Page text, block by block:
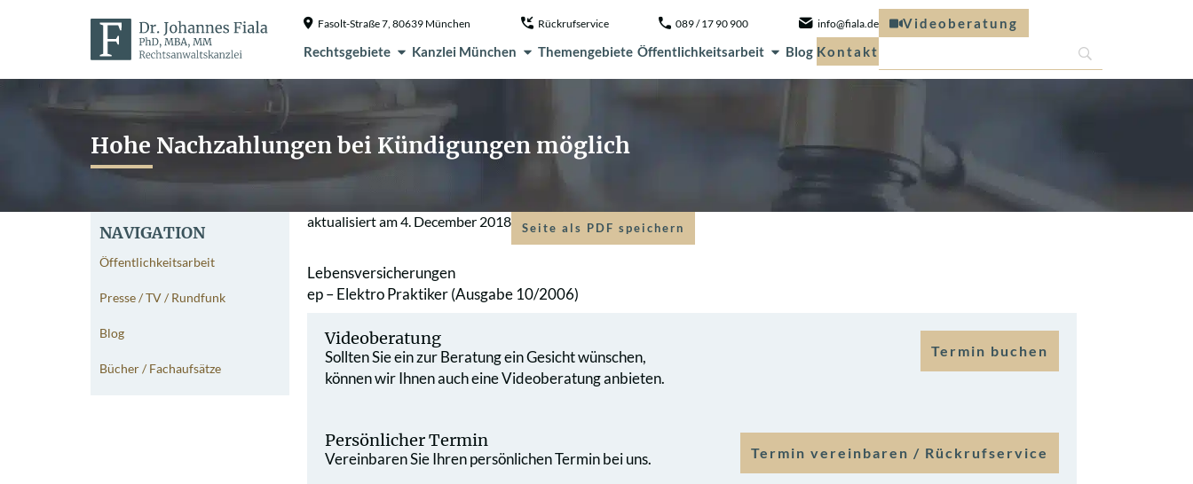
Fasolt-Straße 7, 80639 München Rückrufservice 089 / 17 90 900 info@fiala.de
Rechtsgebiete Kanzlei München Themengebiete Öffentlichkeitsarbeit Blog Kontakt
Videoberatung
Hohe Nachzahlungen bei Kündigungen möglich
NAVIGATION
Öffentlichkeitsarbeit
Presse / TV / Rundfunk
Blog
Bücher / Fachaufsätze
aktualisiert am4. December 2018 Seite als PDF speichern
Lebensversicherungen
ep – Elektro Praktiker (Ausgabe 10/2006)
Videoberatung
Sollten Sie ein zur Beratung ein Gesicht wünschen,
können wir Ihnen auch eine Videoberatung anbieten.
Termin buchen
Persönlicher Termin
Vereinbaren Sie Ihren persönlichen Termin bei uns. Termin vereinbaren / Rückrufservice